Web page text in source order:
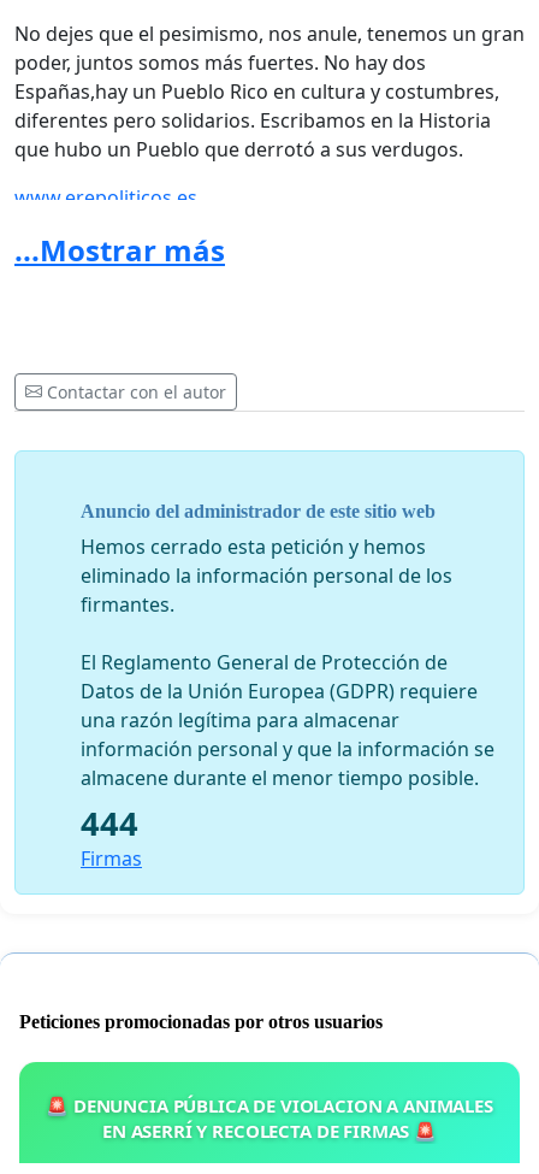
No dejes que el pesimismo, nos anule, tenemos un gran
poder, juntos somos más fuertes. No hay dos
Españas,hay un Pueblo Rico en cultura y costumbres,
diferentes pero solidarios. Escribamos en la Historia
que hubo un Pueblo que derrotó a sus verdugos.
www.erepoliticos.es
...Mostrar más
Contactar con el autor
Anuncio del administrador de este sitio web
Hemos cerrado esta petición y hemos
eliminado la información personal de los
firmantes.
El Reglamento General de Protección de
Datos de la Unión Europea (GDPR) requiere
una razón legítima para almacenar
información personal y que la información se
almacene durante el menor tiempo posible.
444
Firmas
Peticiones promocionadas por otros usuarios
🚨 DENUNCIA PÚBLICA DE VIOLACION A ANIMALES
EN ASERRÍ Y RECOLECTA DE FIRMAS 🚨